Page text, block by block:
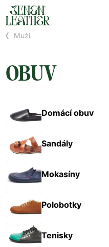
Muži
OBUV
Domácí obuv
Sandály
Mokasíny
Polobotky
Tenisky